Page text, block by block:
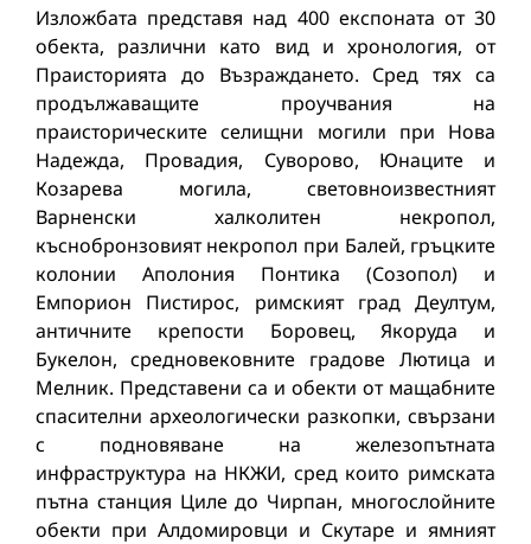
Изложбата представя над 400 експоната от 30
обекта, различни като вид и хронология, от
Праисторията до Възраждането. Сред тях са
продължаващите проучвания на
праисторическите селищни могили при Нова
Надежда, Провадия, Суворово, Юнаците и
Козарева могила, световноизвестният
Варненски халколитен некропол,
къснобронзовият некропол при Балей, гръцките
колонии Аполония Понтика (Созопол) и
Емпорион Пистирос, римският град Деултум,
античните крепости Боровец, Якоруда и
Букелон, средновековните градове Лютица и
Мелник. Представени са и обекти от мащабните
спасителни археологически разкопки, свързани
с подновяване на железопътната
инфраструктура на НКЖИ, сред които римската
пътна станция Циле до Чирпан, многослойните
обекти при Алдомировци и Скутаре и ямният